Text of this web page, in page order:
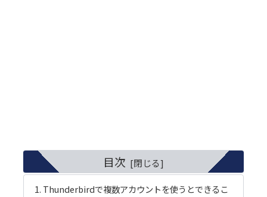
目次
Thunderbirdで複数アカウントを使うとできるこ